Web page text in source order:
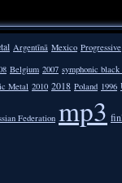
Argentīnā Mexico Progressive
Belgium 2007 symphonic
Metal 2010 2018 Poland 1996
Federation mp3